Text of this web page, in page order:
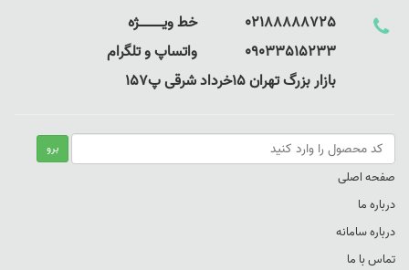
02188888725 خط ویـــــــــــــژه
09033515233 واتساپ و تلگرام
بازار بزرگ تهران 15خرداد شرقی پ157
صفحه اصلی
درباره ما
درباره سامانه
تماس با ما